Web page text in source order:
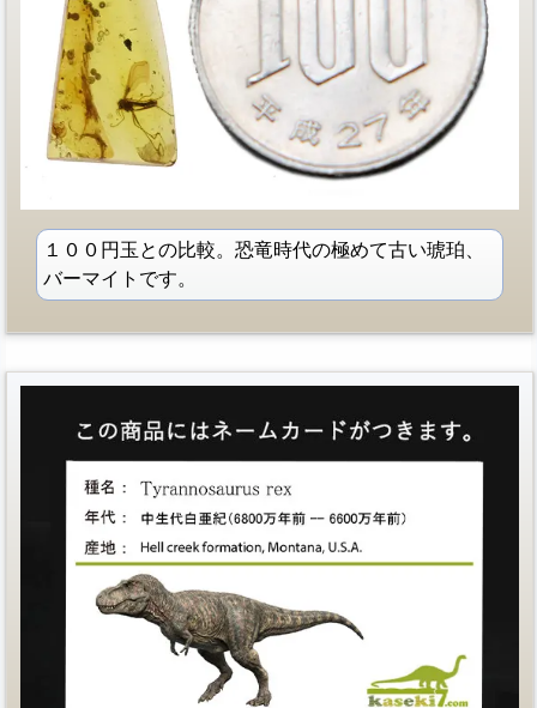
１００円玉との比較。恐竜時代の極めて古い琥珀、
バーマイトです。